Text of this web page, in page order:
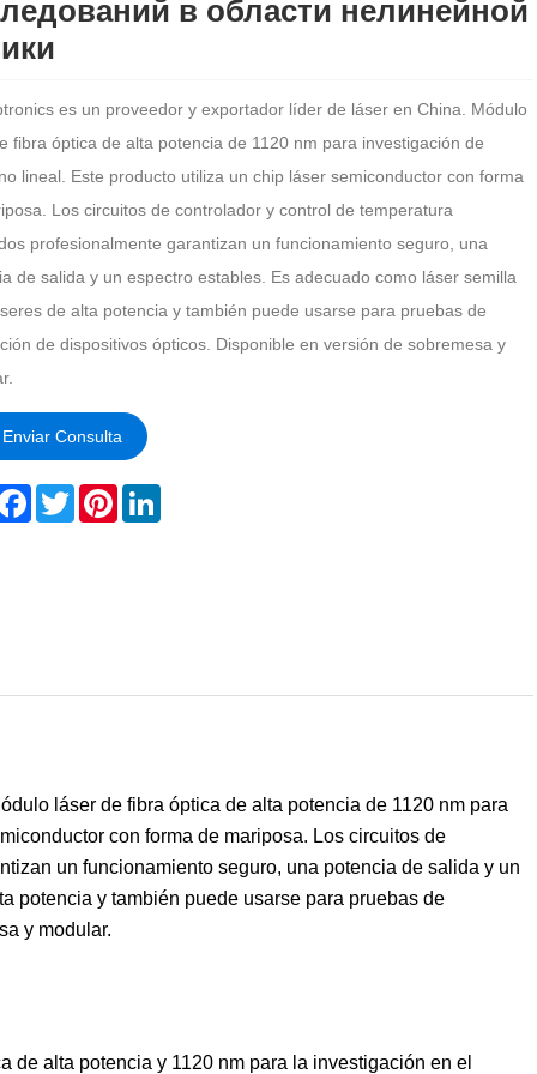
в области нелинейной
es un proveedor y exportador líder de láser en China. Módulo
fibra óptica de alta potencia de 1120 nm para investigación de
lineal. Este producto utiliza un chip láser semiconductor con forma
Los circuitos de controlador y control de temperatura
profesionalmente garantizan un funcionamiento seguro, una
de salida y un espectro estables. Es adecuado como láser semilla
de alta potencia y también puede usarse para pruebas de
de dispositivos ópticos. Disponible en versión de sobremesa y
Enviar Consulta
Facebook
TwitterPinterestLinkedIn
láser de fibra óptica de alta potencia de 1120 nm para
con forma de mariposa. Los circuitos de
un funcionamiento seguro, una potencia de salida y un
potencia y también puede usarse para pruebas de
y modular.
de alta potencia y 1120 nm para la investigación en el